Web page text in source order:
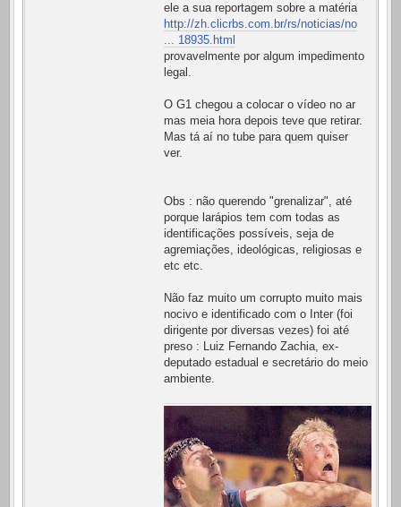
ele a sua reportagem sobre a matéria
http://zh.clicrbs.com.br/rs/noticias/no
... 18935.html
provavelmente por algum impedimento
legal.
O G1 chegou a colocar o vídeo no ar
mas meia hora depois teve que retirar.
Mas tá aí no tube para quem quiser
ver.
Obs : não querendo "grenalizar", até
porque larápios tem com todas as
identificações possíveis, seja de
agremiações, ideológicas, religiosas e
etc etc.
Não faz muito um corrupto muito mais
nocivo e identificado com o Inter (foi
dirigente por diversas vezes) foi até
preso : Luiz Fernando Zachia, ex-
deputado estadual e secretário do meio
ambiente.